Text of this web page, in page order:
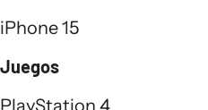
iPhone 15
Juegos
PlayStation 4